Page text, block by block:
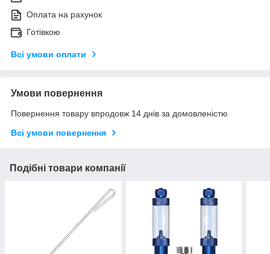
Оплата на рахунок
Готівкою
Всі умови оплати
Умови повернення
Повернення товару впродовж 14 днів за домовленістю
Всі умови повернення
Подібні товари компанії